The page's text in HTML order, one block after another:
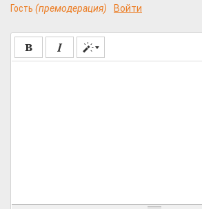
Гость (премодерация) Войти